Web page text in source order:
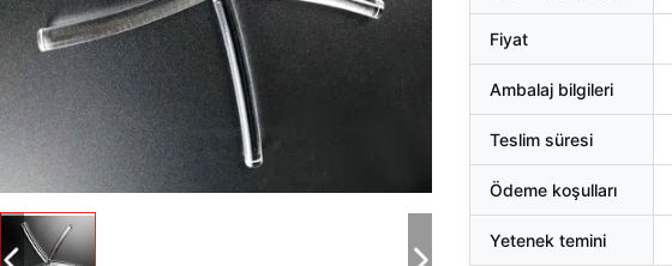
Fiyat
Ambalaj bilgileri
Teslim süresi
Ödeme koşulları
Yetenek temini